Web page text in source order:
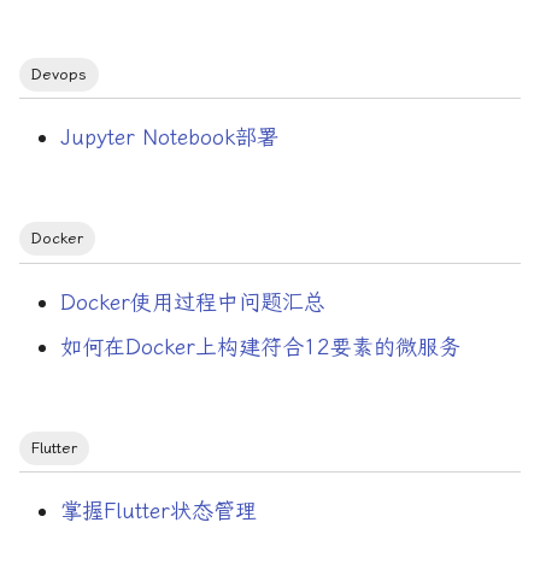
Web服务器/Nginx
Xdebug
grpc
hash table
Devops
Jupyter Notebook部署
Docker
Docker使用过程中问题汇总
如何在Docker上构建符合12要素的微服务
Flutter
掌握Flutter状态管理